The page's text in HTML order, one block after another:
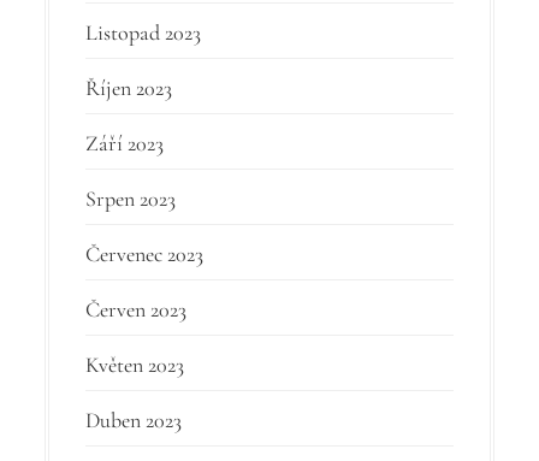
Listopad 2023
Říjen 2023
Září 2023
Srpen 2023
Červenec 2023
Červen 2023
Květen 2023
Duben 2023